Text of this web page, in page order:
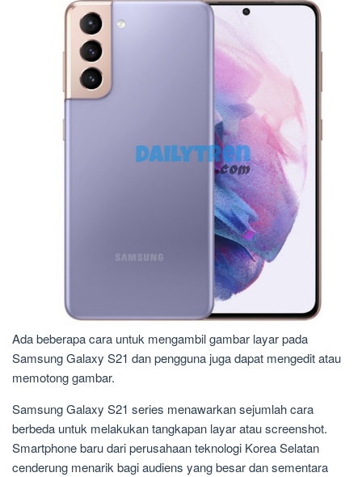
Ada beberapa cara untuk mengambil gambar layar pada
Samsung Galaxy S21 dan pengguna juga dapat mengedit atau
memotong gambar.
Samsung Galaxy S21 series menawarkan sejumlah cara
berbeda untuk melakukan tangkapan layar atau screenshot.
Smartphone baru dari perusahaan teknologi Korea Selatan
cenderung menarik bagi audiens yang besar dan sementara